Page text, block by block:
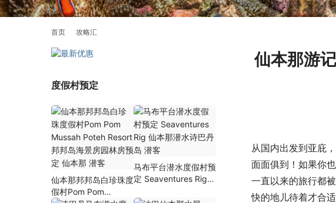
首页 攻略汇
仙本那游
从国内出发到亚庇
面面俱到！如果你
一直以来的旅行都
快的地儿待着才合
度假村预定
仙本那邦邦岛白珍珠度
假村Pom Pom
马布平台潜水度假村预
定 Seaventures Rig